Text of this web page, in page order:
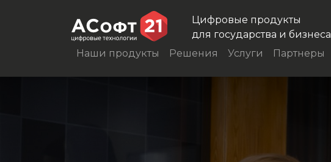
Цифровые продукты
для государства и бизнеса
Наши продукты
Решения Услуги Партнеры